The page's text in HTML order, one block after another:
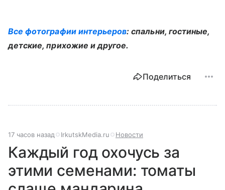
Все фотографии интерьеров: спальни, гостиные,
детские, прихожие и другое.
Поделиться
17 часов назад IrkutskMedia.ru Новости
Каждый год охочусь за
этими семенами: томаты